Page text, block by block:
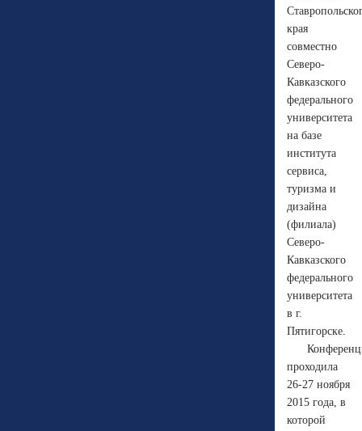
края
совместно
Северо-
Кавказского
федерального
университета
на базе
института
сервиса,
туризма и
дизайна
(филиала)
Северо-
Кавказского
федерального
университета
в г.
Пятигорске.
проходила
26-27 ноября
2015 года, в
которой